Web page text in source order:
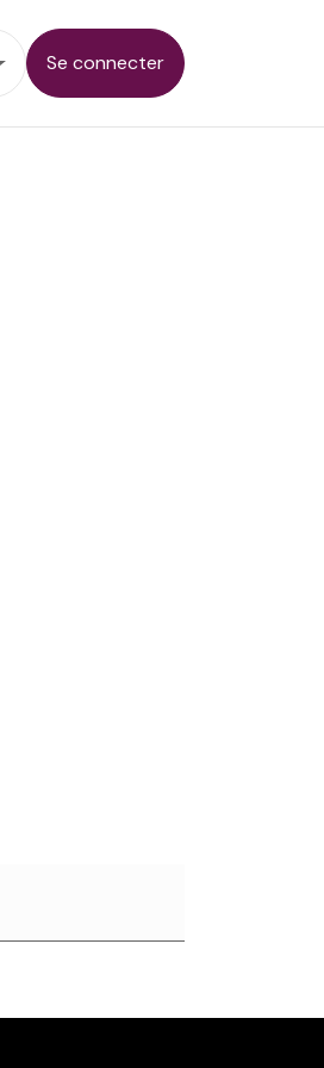
Se connecter